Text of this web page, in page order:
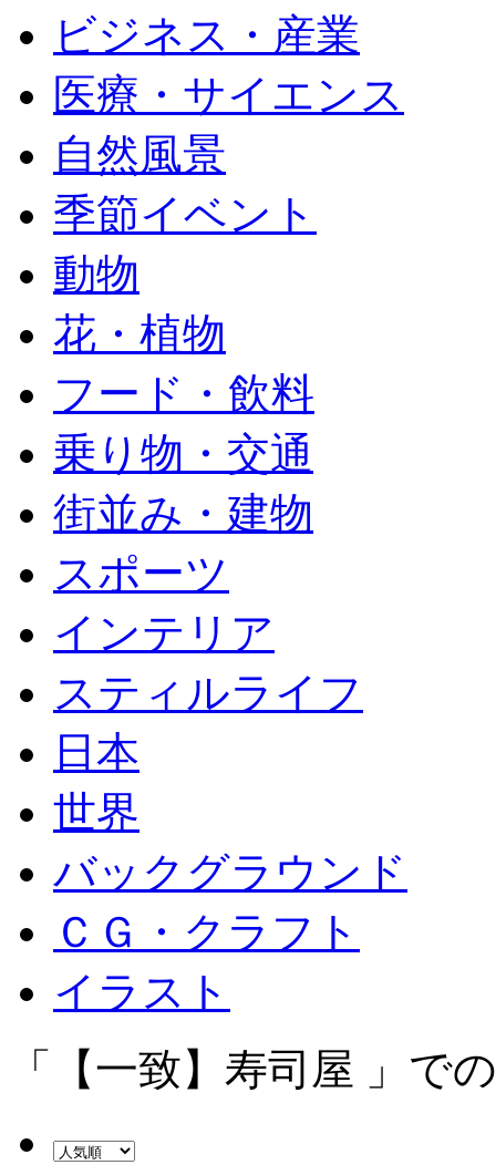
ビジネス・産業
医療・サイエンス
自然風景
季節イベント
動物
花・植物
フード・飲料
乗り物・交通
街並み・建物
スポーツ
インテリア
スティルライフ
日本
世界
バックグラウンド
ＣＧ・クラフト
イラスト
「【一致】寿司屋 」で